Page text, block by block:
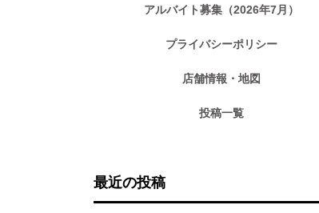
アルバイト募集（2026年7月）
プライバシーポリシー
店舗情報・地図
投稿一覧
最近の投稿